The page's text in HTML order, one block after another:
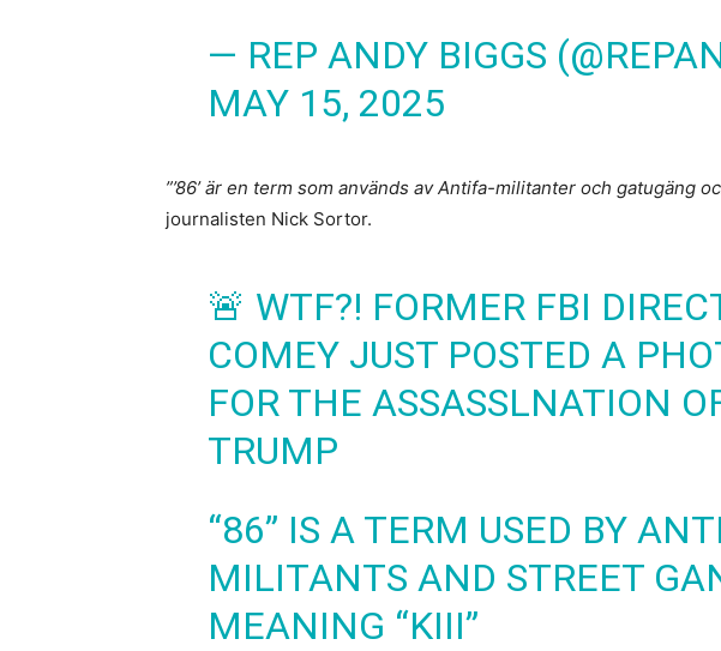
— REP ANDY BIGGS
MAY 15, 2025
”’86’ är en term som används av Antifa-militanter och gatugäng
journalisten Nick Sortor.
🚨 WTF?! FORMER FBI
COMEY JUST POSTED A
FOR THE ASSASSLNATION
TRUMP
“86” IS A TERM USED BY
MILITANTS AND STREET
MEANING “KIII”